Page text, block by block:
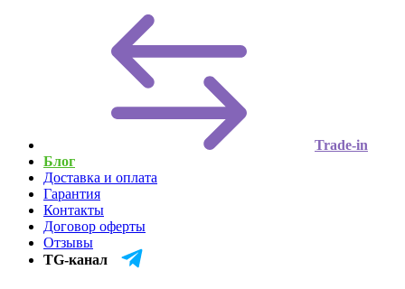
Trade-in
Блог
Доставка и оплата
Гарантия
Контакты
Договор оферты
Отзывы
TG-канал